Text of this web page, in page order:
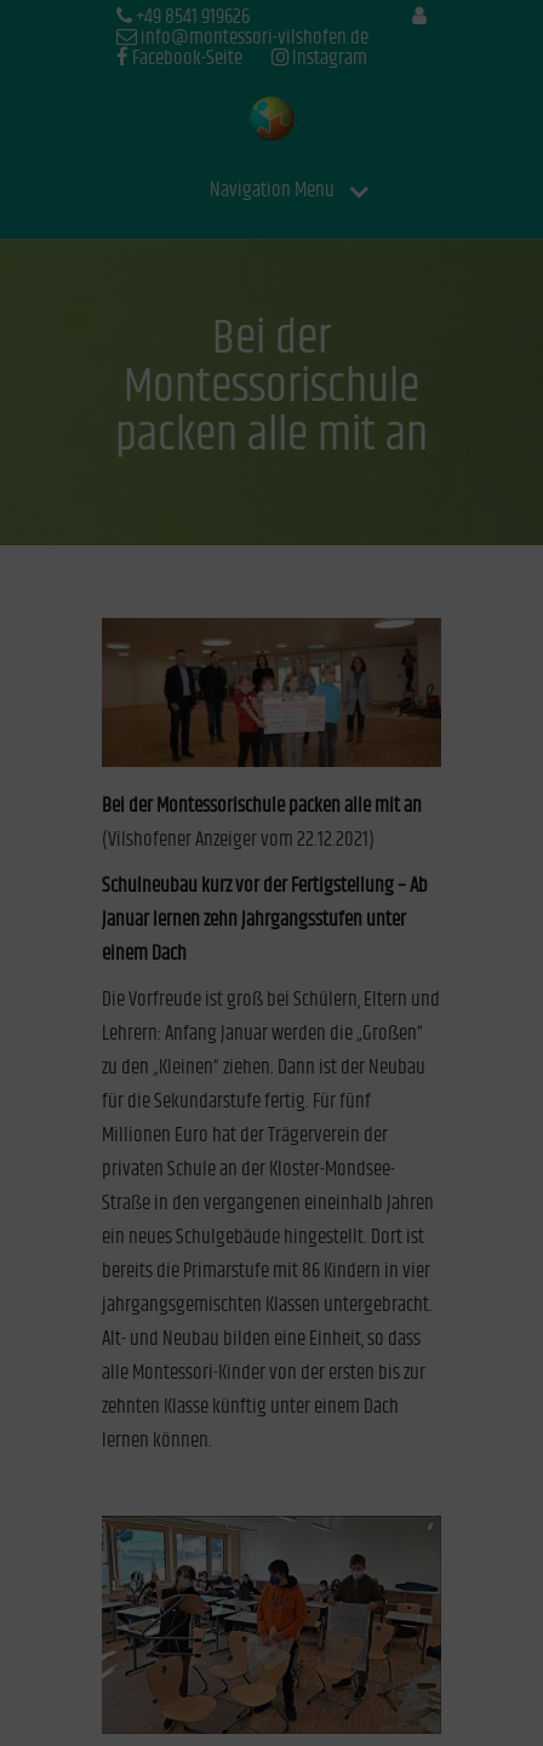
+49 8541 919626
info@montessori-vilshofen.de
Facebook-Seite Instagram
Navigation Menu
Bei der
Montessorischule
packen alle mit an
Bei der Montessorischule packen alle mit an
(Vilshofener Anzeiger vom 22.12.2021)
Schulneubau kurz vor der Fertigstellung – Ab
Januar lernen zehn Jahrgangsstufen unter
einem Dach
Die Vorfreude ist groß bei Schülern, Eltern und
Lehrern: Anfang Januar werden die „Großen“
zu den „Kleinen“ ziehen. Dann ist der Neubau
für die Sekundarstufe fertig. Für fünf
Millionen Euro hat der Trägerverein der
privaten Schule an der Kloster-Mondsee-
Straße in den vergangenen eineinhalb Jahren
ein neues Schulgebäude hingestellt. Dort ist
bereits die Primarstufe mit 86 Kindern in vier
jahrgangsgemischten Klassen untergebracht.
Alt- und Neubau bilden eine Einheit, so dass
alle Montessori-Kinder von der ersten bis zur
zehnten Klasse künftig unter einem Dach
lernen können.